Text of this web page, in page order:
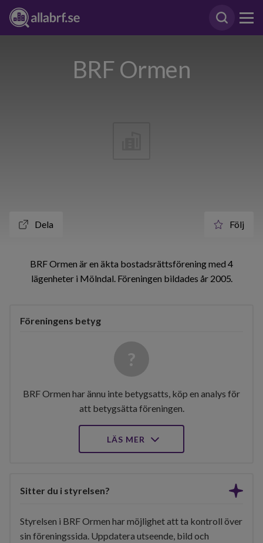
BRF Ormen
Dela Följ
BRF Ormen är en äkta bostadsrättsförening med 4
lägenheter i Mölndal. Föreningen bildades år 2005
Föreningens betyg
BRF Ormen har ännu inte betygsatts, köp en analys för
att betygsätta föreningen.
LÄS MER
Sitter du i styrelsen?
Styrelsen i BRF Ormen har möjlighet att ta kontroll över
sin föreningssida. Uppdatera utseende, bild och